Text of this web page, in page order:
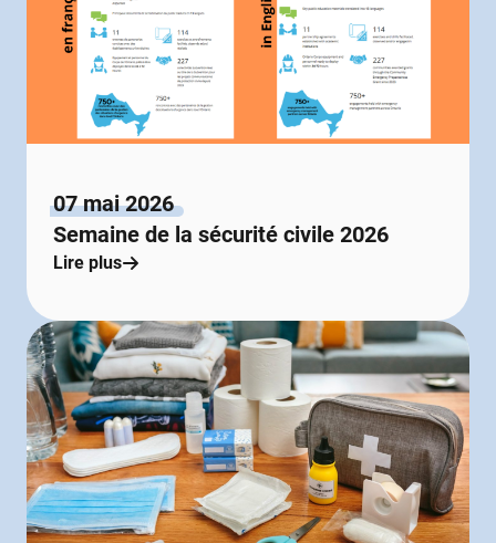
07 mai 2026
Semaine de la sécurité civile 2026
Lire plus